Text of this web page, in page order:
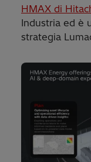
HMAX di
Industria ed è
strategia